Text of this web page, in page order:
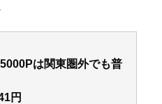
は関東圏外でも普
円